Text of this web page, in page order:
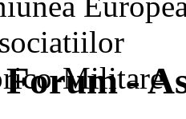
Forum -